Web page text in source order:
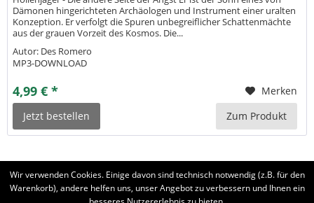
Dämonen hingerichteten Archäologen und Instrument einer uralten
Konzeption. Er verfolgt die Spuren unbegreiflicher Schattenmächte
aus der grauen Vorzeit des Kosmos. Die...
Autor: Des Romero
MP3-DOWNLOAD
4,99 € *
Merken
Jetzt bestellen
Zum Produkt
Wir verwenden Cookies. Einige davon sind technisch notwendig (z.B. für den
Warenkorb), andere helfen uns, unser Angebot zu verbessern und Ihnen ein